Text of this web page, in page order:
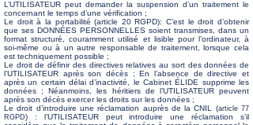
L’UTILISATEUR peut demander la suspension d’un traitement le
concernant le temps d’une vérification ;
Le droit à la portabilité (article 20 RGPD): C’est le droit d’obtenir
que ses DONNÉES PERSONNELLES soient transmises, dans un
format structuré, couramment utilisé et lisible pour l’ordinateur, à
soi-même ou à un autre responsable de traitement, lorsque cela
est techniquement possible ;
Le droit de définir des directives relatives au sort des données de
l’UTILISATEUR après son décès ; En l’absence de directive et
après un certain délai d’inactivité, le Cabinet ÉLIDE supprime les
données ; Néanmoins, les héritiers de l’UTILISATEUR peuvent
après son décès exercer les droits sur les données ;
Le droit d’introduire une réclamation auprès de la CNIL (article 77
RGPD) : l’UTILISATEUR peut introduire une réclamation s’il